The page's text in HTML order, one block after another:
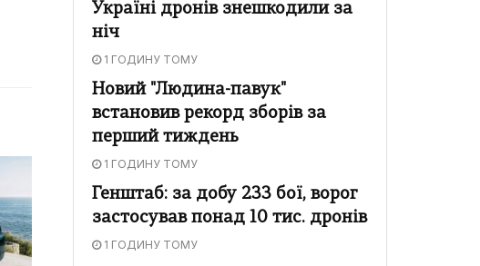
Україні дронів знешкодили за
ніч
1 ГОДИНУ ТОМУ
Новий "Людина-павук"
встановив рекорд зборів за
перший тиждень
1 ГОДИНУ ТОМУ
Генштаб: за добу 233 бої, ворог
застосував понад 10 тис. дронів
1 ГОДИНУ ТОМУ